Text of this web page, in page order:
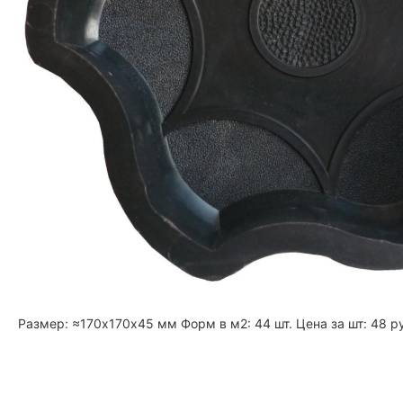
Размер: ≈170х170х45 мм Форм в м2: 44 шт. Цена за шт: 48